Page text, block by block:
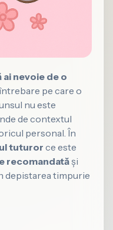
nevoie de o
pe care o
nu este
de contextul
personal. În
tuturorce este
recomandatăși
depistarea timpurie